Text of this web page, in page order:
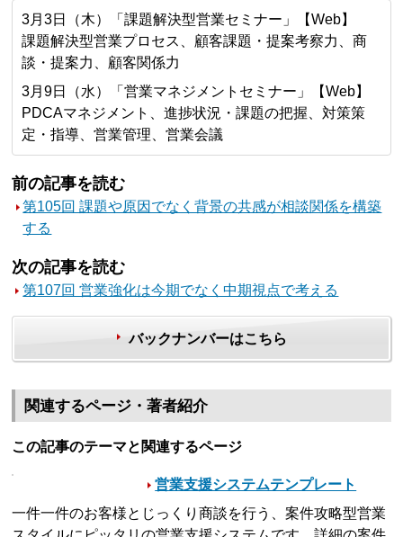
3月3日（木）「課題解決型営業セミナー」【Web】
課題解決型営業プロセス、顧客課題・提案考察力、商
談・提案力、顧客関係力
3月9日（水）「営業マネジメントセミナー」【Web】
PDCAマネジメント、進捗状況・課題の把握、対策策
定・指導、営業管理、営業会議
前の記事を読む
第105回 課題や原因でなく背景の共感が相談関係を構築
する
次の記事を読む
第107回 営業強化は今期でなく中期視点で考える
バックナンバーはこちら
関連するページ・著者紹介
この記事のテーマと関連するページ
営業支援システムテンプレート
一件一件のお客様とじっくり商談を行う、案件攻略型営業